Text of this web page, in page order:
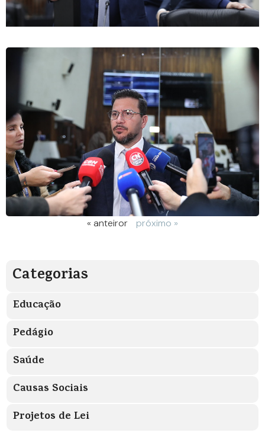
« anteiror próximo »
Categorias
Educação
Pedágio
Saúde
Causas Sociais
Projetos de Lei